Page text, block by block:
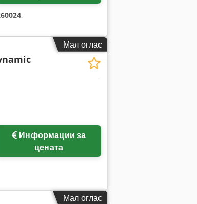
,
Мал оглас
Побарајте повеќе
цената
Мал оглас